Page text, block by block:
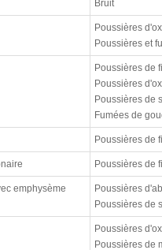
Bruit
Poussières
Poussières et
Poussières de
Poussières
Poussières de
Fumées de
Poussières de
Poussières de
emphysème
Poussières
Poussières de
Poussières
Poussières de